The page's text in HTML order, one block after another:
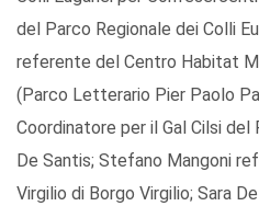
del Parco Regionale dei Colli
referente del Centro Habitat
(Parco Letterario Pier Paolo
Coordinatore per il Gal Cilsi
De Santis; Stefano Mangoni
Virgilio di Borgo Virgilio; Sara